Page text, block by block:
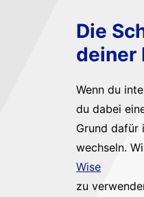
Die
deiner
Wenn du
du dabei
Grund dafür
wechseln.
Wise
zu